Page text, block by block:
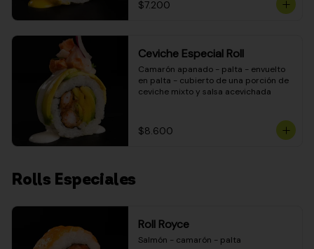
$7.200
Ceviche Especial Roll
Camarón apanado - palta - envuelto
en palta - cubierto de una porción de
ceviche mixto y salsa acevichada
$8.600
Rolls Especiales
Roll Royce
Salmón - camarón - palta